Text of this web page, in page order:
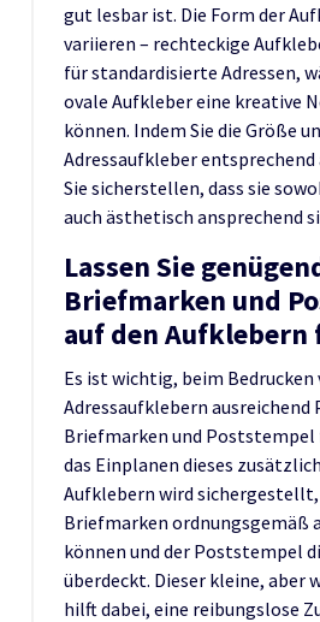
gut lesbar ist. Die Form der
variieren – rechteckige
für standardisierte Adressen,
ovale Aufkleber eine kreative
können. Indem Sie die Größe
Adressaufkleber entsprechend
Sie sicherstellen, dass sie
auch ästhetisch ansprechend
Lassen Sie
Briefmarken und
auf den Aufklebern
Es ist wichtig, beim Bedrucken
Adressaufklebern ausreichend
Briefmarken und Poststempel
das Einplanen dieses
Aufklebern wird sichergestellt,
Briefmarken ordnungsgemäß
können und der Poststempel
überdeckt. Dieser kleine, aber
hilft dabei, eine reibungslose